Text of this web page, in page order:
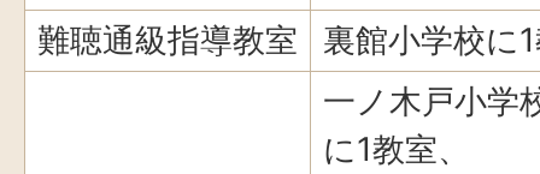
難聴通級指導教室 裏館小学校に
一ノ木戸小学
に1教室、